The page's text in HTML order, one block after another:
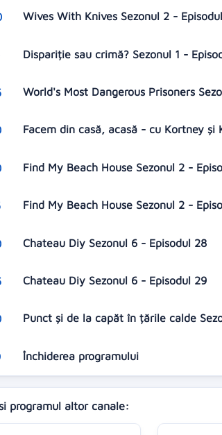
Wives With Knives Sezonul 2 -
Dispariție sau crimă? Sezonul 1 -
World's Most Dangerous Prisoners
Facem din casă, acasă - cu Kortney și
Find My Beach House Sezonul 2 -
Find My Beach House Sezonul 2 -
Chateau Diy Sezonul 6 - Episodul 28
Chateau Diy Sezonul 6 - Episodul 29
Punct și de la capăt în țările calde
Închiderea programului
programul altor canale: